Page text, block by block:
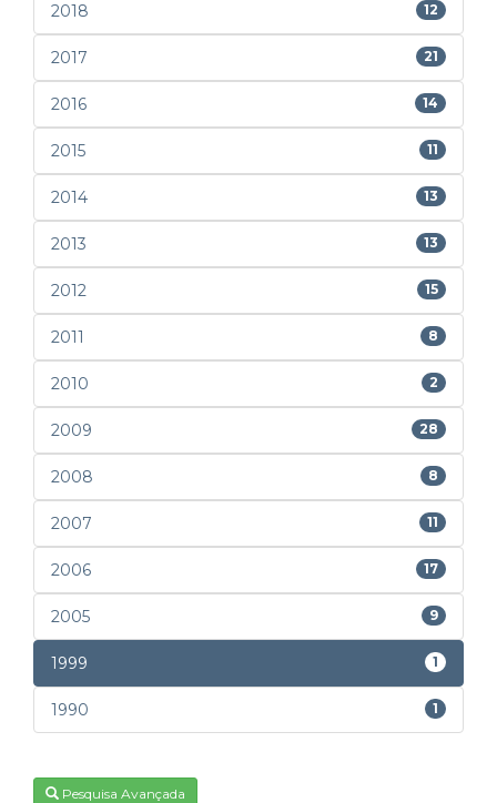
2018 12
2017 21
2016 14
2015 11
2014 13
2013 13
2012 15
2011 8
2010 2
2009 28
2008 8
2007 11
2006 17
2005 9
1999 1
1990 1
Pesquisa Avançada